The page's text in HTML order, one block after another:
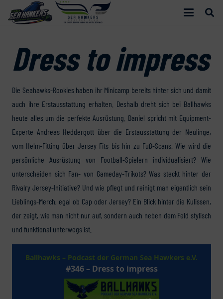
Dress to impress
Die Seahawks-Rookies haben ihr Minicamp bereits hinter sich und damit
auch ihre Erstausstattung erhalten. Deshalb dreht sich bei Ballhawks
heute alles um die perfekte Ausrüstung. Daniel spricht mit Equipment-
Experte Andreas Heddergott über die Erstausstattung der Neulinge,
vom Helm-Fitting über Jersey Fits bis hin zu Fuß-Scans. Wie wird die
persönliche Ausrüstung von Football-Spielern individualisiert? Wie
unterscheiden sich Fan- von Gameday-Trikots? Was steckt hinter der
Rivalry Jersey-Initiative? Und wie pflegt und reinigt man eigentlich sein
Lieblings-Merch, egal ob Cap oder Jersey? Ein Blick hinter die Kulissen,
der zeigt, wie man nicht nur auf, sondern auch neben dem Feld stylisch
und funktional unterwegs ist.